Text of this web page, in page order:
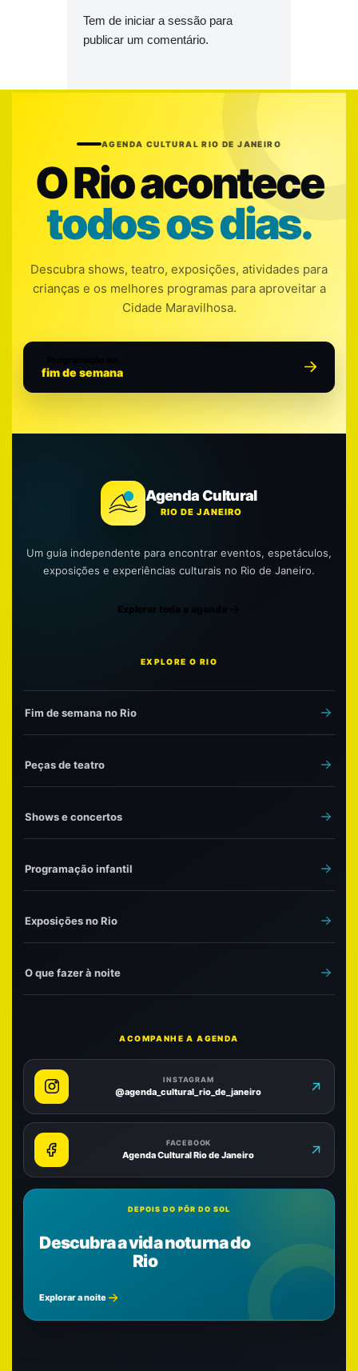
Tem de iniciar a sessão para
publicar um comentário.
AGENDA CULTURAL RIO DE JANEIRO
O Rio acontece
todos os dias.
Descubra shows, teatro, exposições, atividades para
crianças e os melhores programas para aproveitar a
Cidade Maravilhosa.
fim de semana
Agenda Cultural
RIO DE JANEIRO
Um guia independente para encontrar eventos, espetáculos,
exposições e experiências culturais no Rio de Janeiro.
Explorar toda a agenda
EXPLORE O RIO
Fim de semana no Rio
Peças de teatro
Shows e concertos
Programação infantil
Exposições no Rio
O que fazer à noite
ACOMPANHE A AGENDA
INSTAGRAM
@agenda_cultural_rio_de_janeiro
FACEBOOK
Agenda Cultural Rio de Janeiro
DEPOIS DO PÔR DO SOL
Descubra a vida noturna do
Rio
Explorar a noite